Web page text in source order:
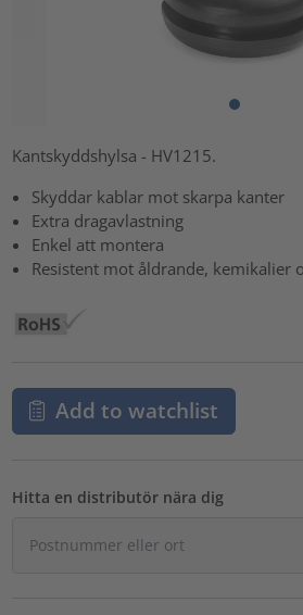
Kantskyddshylsa - HV1215.
Skyddar kablar mot skarpa kanter
Extra dragavlastning
Enkel att montera
Resistent mot åldrande, kemikalier
Add to watchlist
Hitta en distributör nära dig